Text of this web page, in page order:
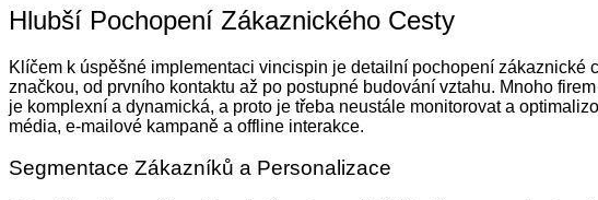
Hlubší Pochopení Zákaznického Cesty
Klíčem k úspěšné implementaci vincispin je detailní pochopení zákaznické
značkou, od prvního kontaktu až po postupné budování vztahu. Mnoho
je komplexní a dynamická, a proto je třeba neustále monitorovat a
média, e-mailové kampaně a offline interakce.
Segmentace Zákazníků a Personalizace